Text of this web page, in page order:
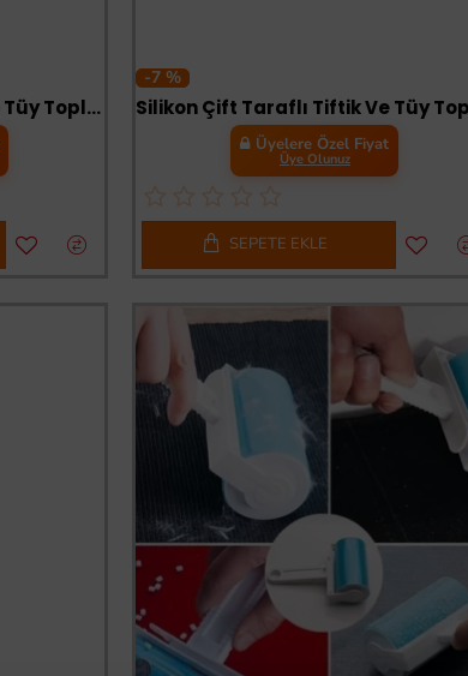
Silikon Çift Taraflı Tiftik Ve Tüy Toplayıcı 12.5 cm*14 cm Kırmızı
-7 %
Üyelere Özel Fiyat
Üye Olunuz
SEPETE EKLE